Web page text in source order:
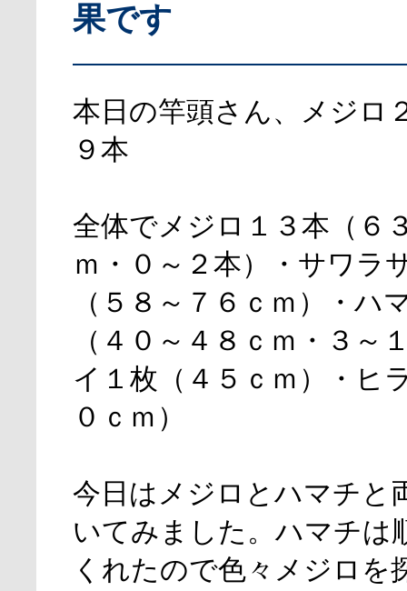
果です
本日の竿頭さん、メジロ
９本
全体でメジロ１３本（６
ｍ・０～２本）・サワラ
（５８～７６ｃｍ）・ハ
（４０～４８ｃｍ・３～
イ１枚（４５ｃｍ）・ヒ
０ｃｍ）
今日はメジロとハマチと
いてみました。ハマチは
くれたので色々メジロを